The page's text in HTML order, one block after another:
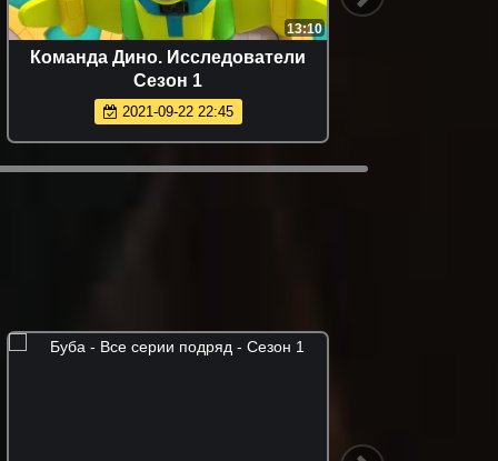
13:10
Команда Дино. Исследователи
Сезон 1
2021-09-22 22:45